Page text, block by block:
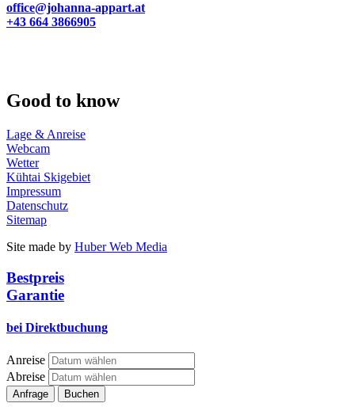
office@johanna-appart.at
+43 664 3866905
Good to know
Lage & Anreise
Webcam
Wetter
Kühtai Skigebiet
Impressum
Datenschutz
Sitemap
Site made by Huber Web Media
Bestpreis
Garantie
bei Direktbuchung
Anreise
Abreise